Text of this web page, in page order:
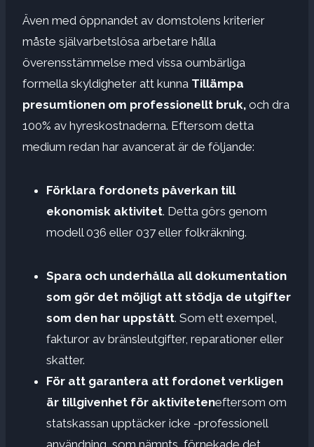
Även med öppnandet av domstolens kriterier
måste självarbetslösa arbetare hålla
överensstämmelse med vissa oumbärliga
formella skyldigheter att kunna Tillämpa
presumtionen om professionellt bruk, och dra
100% av hyreskostnaderna. Eftersom detta
medium redan har avancerat är de följande:
Förklara fordonets påverkan till
ekonomisk aktivitet. Detta görs genom
modell 036 eller 037 eller folkräkning.
Spara och underhålla all dokumentation
som gör det möjligt att stödja de utgifter
som den har uppstått. Som ett exempel,
fakturor av bränsleutgifter, reparationer eller
skatter.
För att garantera att fordonet verkligen
är tillgivenhet för aktiviteteneftersom om
statskassan upptäcker icke -professionell
användning, som nämnts, förnekade det.